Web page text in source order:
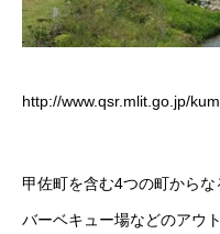
http://www.qsr.mlit.go.jp/
甲佐町を含む4つの町から
バーベキュー場などのアウ